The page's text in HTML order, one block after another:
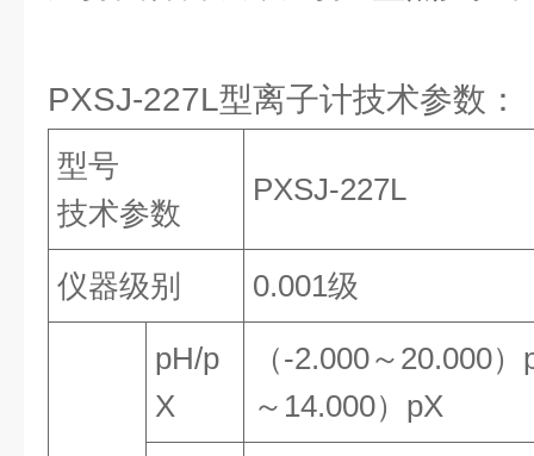
PXSJ-227L型离子计技术参数：
型号
技术参数
PXSJ-227L
仪器级别 0.001级
pH/p
X
（-2.000～20.000
～14.000）pX